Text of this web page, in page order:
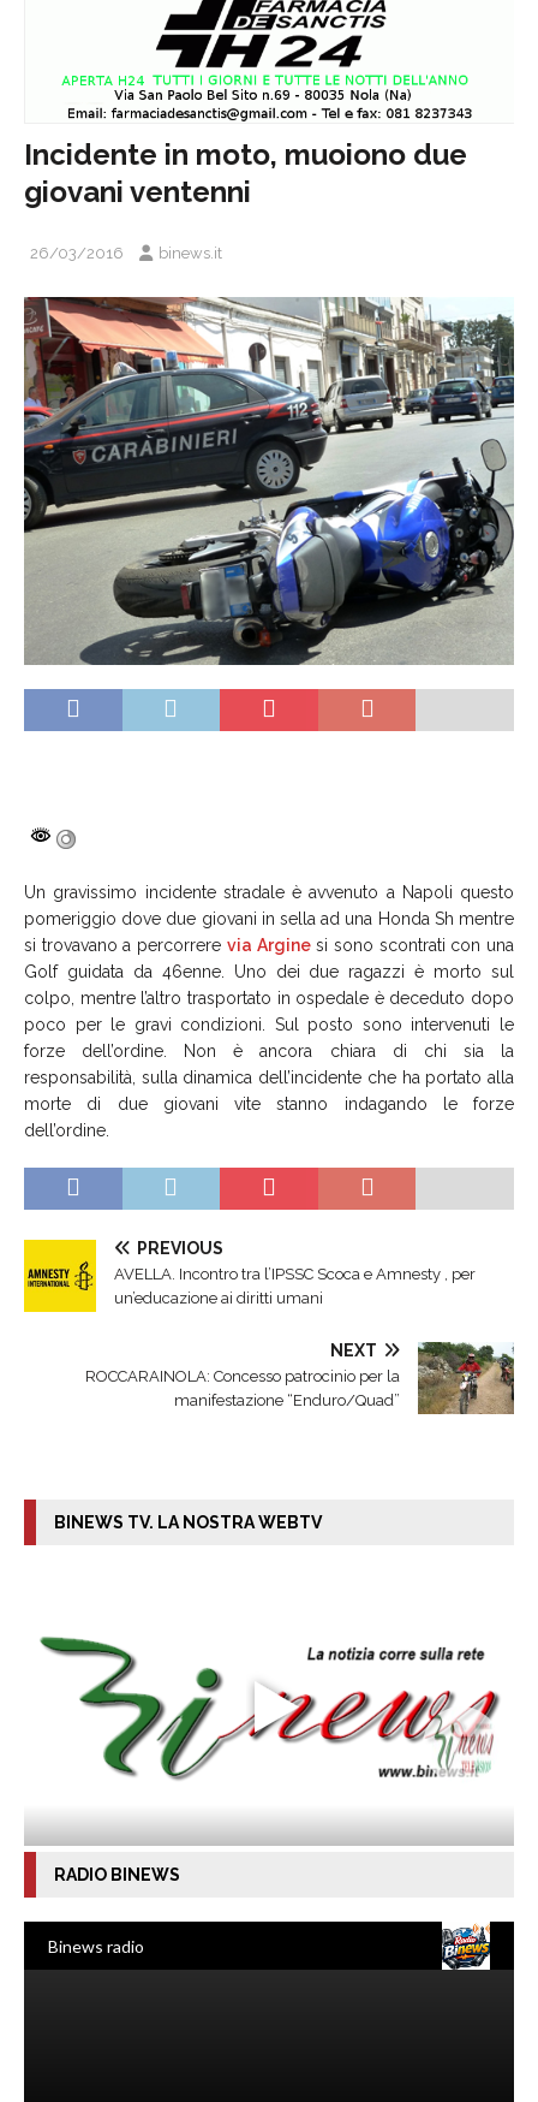
Incidente in moto, muoiono due
giovani ventenni
26/03/2016 binews.it
Un gravissimo incidente stradale è avvenuto a Napoli questo
pomeriggio dove due giovani in sella ad una Honda Sh mentre
si trovavano a percorrere via Arginesi sono scontrati con una
Golf guidata da 46enne. Uno dei due ragazzi è morto sul
colpo, mentre l’altro trasportato in ospedale è deceduto dopo
poco per le gravi condizioni. Sul posto sono intervenuti le
forze dell’ordine. Non è ancora chiara di chi sia la
responsabilità, sulla dinamica dell’incidente che ha portato alla
morte di due giovani vite stanno indagando le forze
dell’ordine.
PREVIOUS
AVELLA. Incontro tra l’IPSSC Scoca e Amnesty , per
un’educazione ai diritti umani
NEXT
ROCCARAINOLA: Concesso patrocinio per la
manifestazione “Enduro/Quad”
BINEWS TV. LA NOSTRA WEBTV
RADIO BINEWS